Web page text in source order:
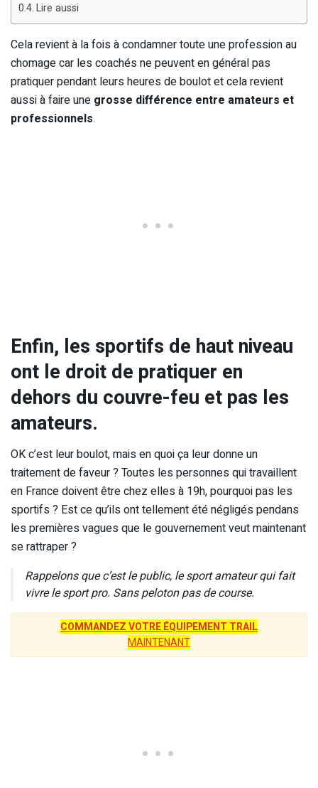
Lire aussi
Cela revient à la fois à condamner toute une profession au
chomage car les coachés ne peuvent en général pas
pratiquer pendant leurs heures de boulot et cela revient
aussi à faire une grosse différence entre amateurs et
professionnels.
Enfin, les sportifs de haut niveau
ont le droit de pratiquer en
dehors du couvre-feu et pas les
amateurs.
OK c’est leur boulot, mais en quoi ça leur donne un
traitement de faveur ? Toutes les personnes qui travaillent
en France doivent être chez elles à 19h, pourquoi pas les
sportifs ? Est ce qu’ils ont tellement été négligés pendans
les premières vagues que le gouvernement veut maintenant
se rattraper ?
Rappelons que c’est le public, le sport amateur qui fait
vivre le sport pro. Sans peloton pas de course.
COMMANDEZ VOTRE ÉQUIPEMENT TRAIL
MAINTENANT